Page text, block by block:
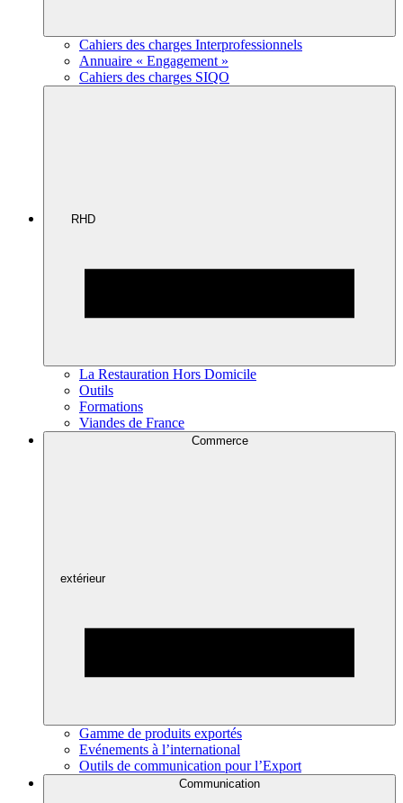
Cahiers des charges Interprofessionnels
Annuaire « Engagement »
Cahiers des charges SIQO
RHD
La Restauration Hors Domicile
Outils
Formations
Viandes de France
Commerce
extérieur
Gamme de produits exportés
Evénements à l’international
Outils de communication pour l’Export
Communication